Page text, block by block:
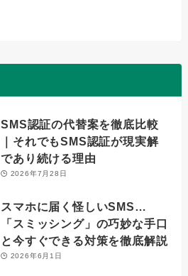
SMS認証の代替案を徹底比較
｜それでもSMS認証が現実解
であり続ける理由
2026年7月28日
スマホに届く怪しいSMS…
「スミッシング」の巧妙な手口
と今すぐできる対策を徹底解説
2026年6月1日